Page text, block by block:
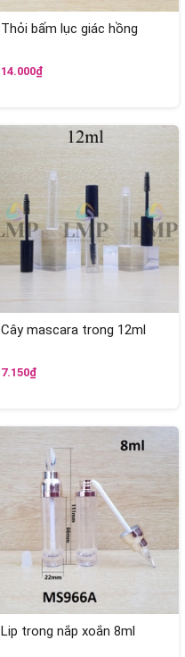
Thỏi bấm lục giác hồng
14.000₫
Cây mascara trong 12ml
7.150₫
Lip trong nắp xoắn 8ml